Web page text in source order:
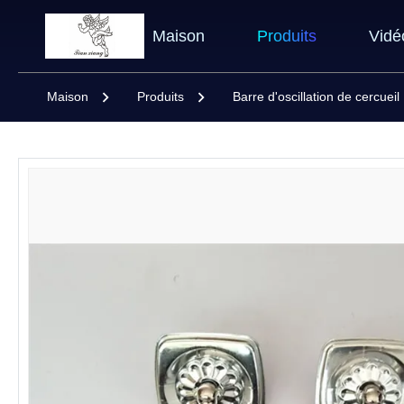
Maison Produits
Maison Produits Barre d'oscillation de cercueil